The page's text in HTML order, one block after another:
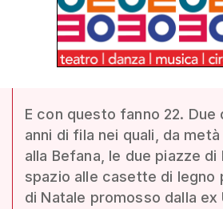
E con questo fanno 22. Due
anni di fila nei quali, da
alla Befana, le due piazze di
spazio alle casette di legno
di Natale promosso dalla ex